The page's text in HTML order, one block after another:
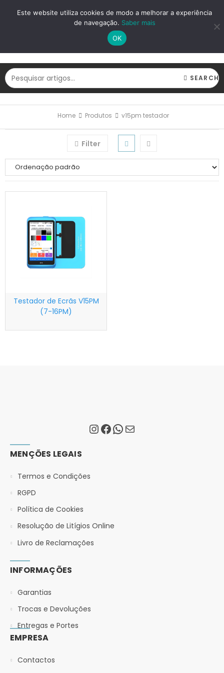
LOGIN REGISTAR
SEARCH
Home Produtos v15pm testador
Filter
Testador de Ecrãs V15PM
(7-16PM)
MENÇÕES LEGAIS
Termos e Condições
RGPD
Política de Cookies
Resolução de Litígios Online
Livro de Reclamações
INFORMAÇÕES
Garantias
Trocas e Devoluções
Entregas e Portes
EMPRESA
Contactos
Este website utiliza cookies de modo a melhorar a experiência
de navegação. Saber mais
OK